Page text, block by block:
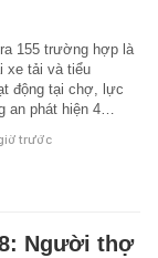
155 trường hợp là
xe tải và tiểu
động tại chợ, lực
an phát hiện 4…
trước
Người thợ